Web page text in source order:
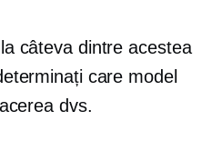
câteva dintre acestea
care model
dvs.